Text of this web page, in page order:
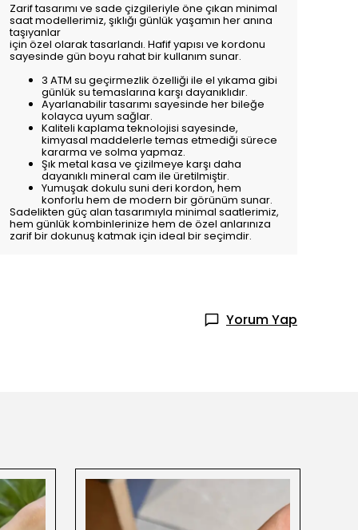
Zarif tasarımı ve sade çizgileriyle öne çıkan minimal
saat modellerimiz, şıklığı günlük yaşamın her anına
taşıyanlar
için özel olarak tasarlandı. Hafif yapısı ve kordonu
sayesinde gün boyu rahat bir kullanım sunar.
3 ATM su geçirmezlik özelliği ile el yıkama gibi
günlük su temaslarına karşı dayanıklıdır.
Ayarlanabilir tasarımı sayesinde her bileğe
kolayca uyum sağlar.
Kaliteli kaplama teknolojisi sayesinde,
kimyasal maddelerle temas etmediği sürece
kararma ve solma yapmaz.
Şık metal kasa ve çizilmeye karşı daha
dayanıklı mineral cam ile üretilmiştir.
Yumuşak dokulu suni deri kordon, hem
konforlu hem de modern bir görünüm sunar.
Sadelikten güç alan tasarımıyla minimal saatlerimiz,
hem günlük kombinlerinize hem de özel anlarınıza
zarif bir dokunuş katmak için ideal bir seçimdir.
Yorum Yap